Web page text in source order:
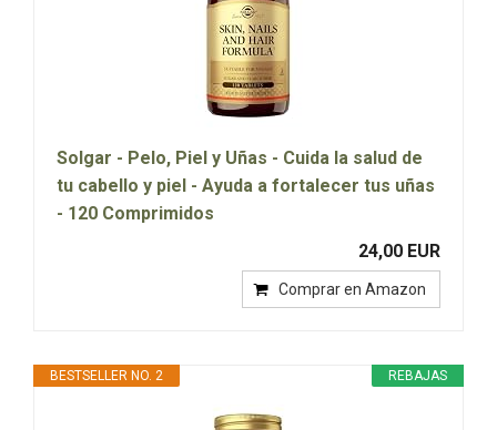
Solgar - Pelo, Piel y Uñas - Cuida la salud de
tu cabello y piel - Ayuda a fortalecer tus uñas
- 120 Comprimidos
24,00 EUR
Comprar en Amazon
REBAJAS
BESTSELLER NO. 2